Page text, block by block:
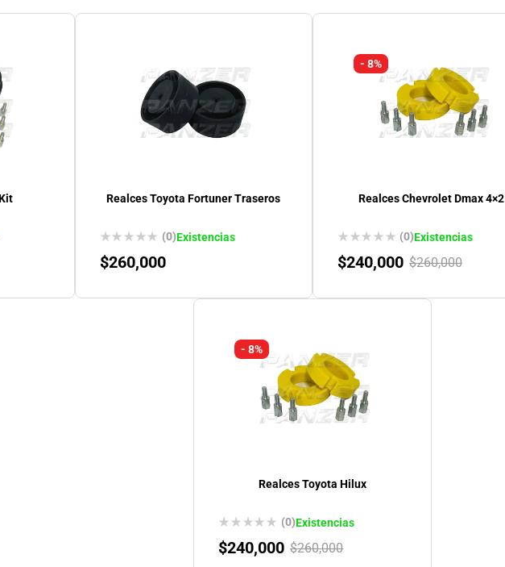
Realces Toyota Fortuner Traseros
(0)Existencias
$260,000
- 8%
Realces Chevrolet Dmax 4×2
(0)Existencias
$260,000
$240,000
- 8%
Realces Toyota Hilux
(0)Existencias
$260,000
$240,000